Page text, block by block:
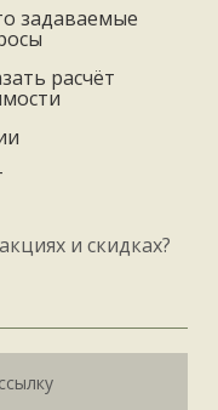
задаваемые
расчёт
и скидках?